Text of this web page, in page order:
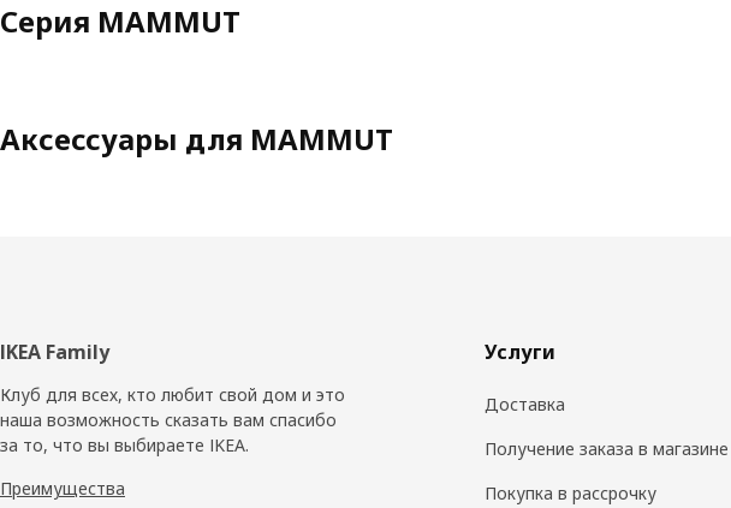
Серия MAMMUT
Аксессуары для MAMMUT
Нижний
колонтитул
IKEA Family
Клуб для всех, кто любит свой дом и это
наша возможность сказать вам спасибо
за то, что вы выбираете IKEA.
Преимущества
Услуги
Доставка
Получение заказа в магазине
Покупка в рассрочку